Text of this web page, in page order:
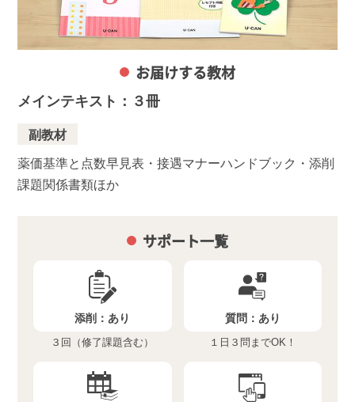
お届けする教材
メインテキスト：３冊
副教材
薬価基準と点数早見表・接遇マナーハンドブック・添削
課題関係書類ほか
サポート一覧
添削： あり
３回（修了課題含む）
質問： あり
１日３問までOK！